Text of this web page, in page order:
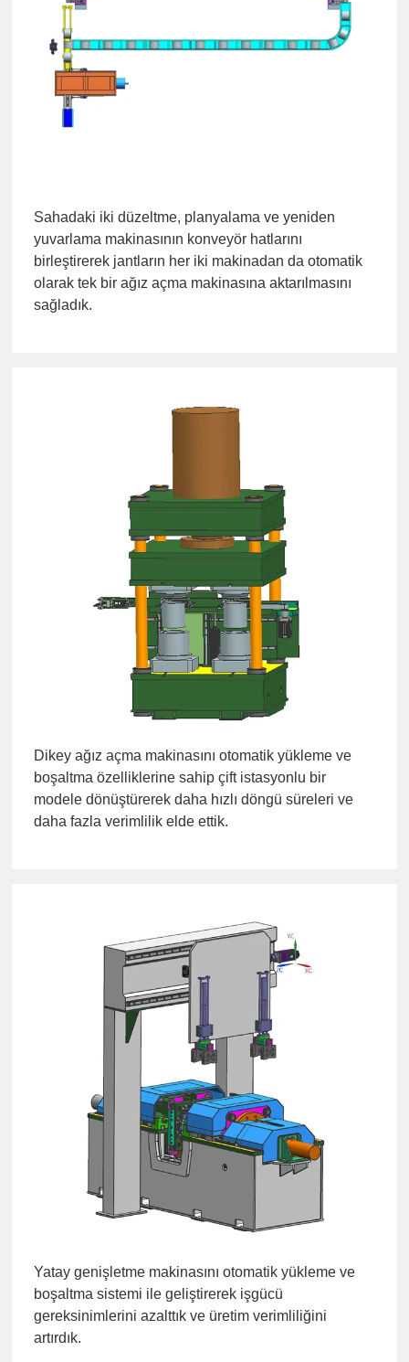
Sahadaki iki düzeltme, planyalama ve yeniden
yuvarlama makinasının konveyör hatlarını
birleştirerek jantların her iki makinadan da otomatik
olarak tek bir ağız açma makinasına aktarılmasını
sağladık.
Dikey ağız açma makinasını otomatik yükleme ve
boşaltma özelliklerine sahip çift istasyonlu bir
modele dönüştürerek daha hızlı döngü süreleri ve
daha fazla verimlilik elde ettik.
Yatay genişletme makinasını otomatik yükleme ve
boşaltma sistemi ile geliştirerek işgücü
gereksinimlerini azalttık ve üretim verimliliğini
artırdık.